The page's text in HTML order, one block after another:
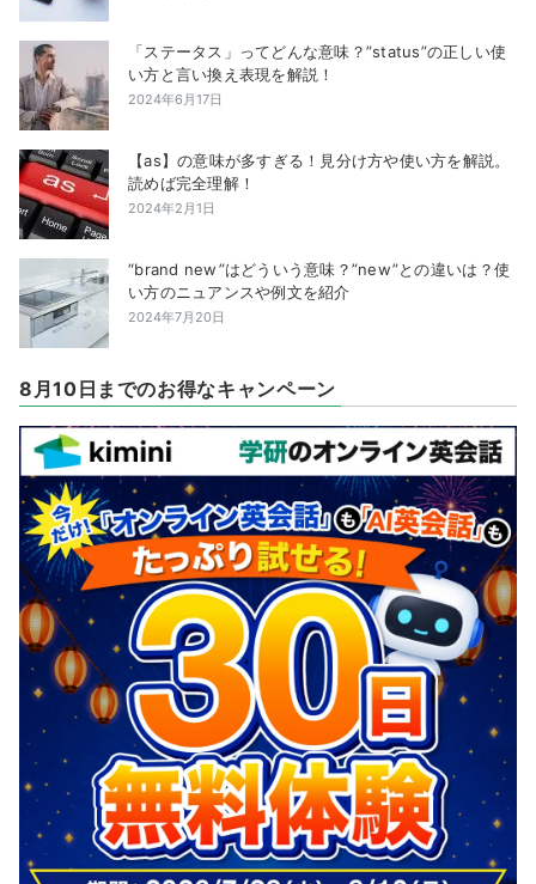
「ステータス」ってどんな意味？”status”の正しい使
い方と言い換え表現を解説！
2024年6月17日
【as】の意味が多すぎる！見分け方や使い方を解説。
読めば完全理解！
2024年2月1日
“brand new”はどういう意味？”new”との違いは？使
い方のニュアンスや例文を紹介
2024年7月20日
8月10日までのお得なキャンペーン